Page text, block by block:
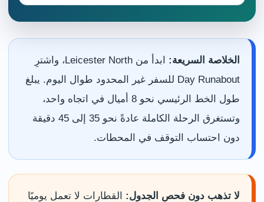
الخلاصة السريعة:
ابدأ من Leicester North، واشترِ
Day Runabout للسفر غير المحدود طوال اليوم. يبلغ
طول الخط الرئيسي نحو 8 أميال في اتجاه واحد،
وتستغرق الرحلة الكاملة عادةً نحو 35 إلى 45 دقيقة
دون احتساب التوقف في المحطات.
لا تذهب دون فحص الجدول: القطارات لا تعمل يوميًا